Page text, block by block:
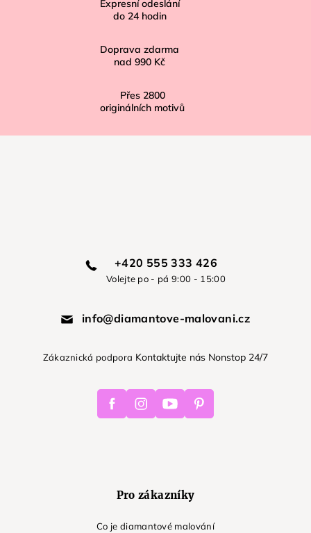
Expresní odeslání
do 24 hodin
Doprava zdarma
nad 990 Kč
Přes 2800
originálních motivů
+420 555 333 426
Volejte po - pá 9:00 - 15:00
info@diamantove-malovani.cz
Zákaznická podpora Kontaktujte nás Nonstop 24/7
FacebookInstagramYoutube Pinterest
Pro zákazníky
Co je diamantové malování